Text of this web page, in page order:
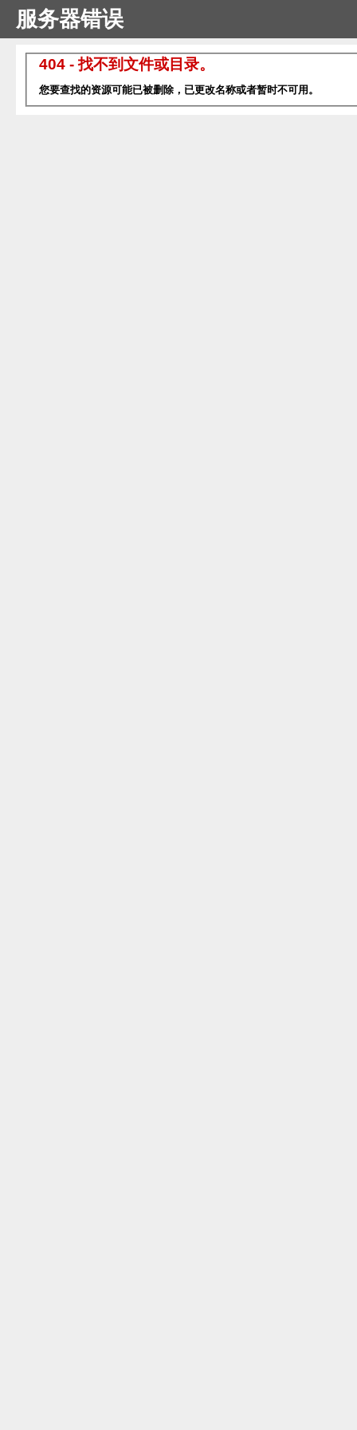
服务器错误
404 - 找不到文件或目录。
您要查找的资源可能已被删除，已更改名称或者暂时不可用。